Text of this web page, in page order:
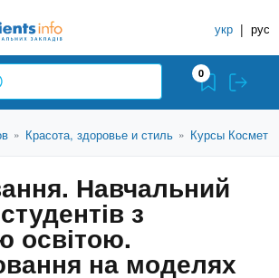
укр | рус
Абитуриенту
Вузы
Колледжи
0
» Красота, здоровье и стиль » Курсы
Навчальний
з
освітою.
на моделях